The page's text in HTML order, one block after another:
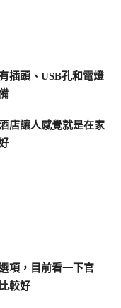
插頭、USB孔和電燈
店讓人感覺就是在家
項，目前看一下官
較好